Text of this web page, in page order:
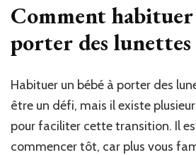
Comment habituer
porter des lunettes
Habituer un bébé à porter des
être un défi, mais il existe
pour faciliter cette transition. Il
commencer tôt, car plus vous